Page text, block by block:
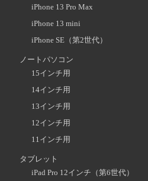
iPhone 13 Pro Max
iPhone 13 mini
iPhone SE（第2世代）
ノートパソコン
15インチ用
14インチ用
13インチ用
12インチ用
11インチ用
タブレット
iPad Pro 12インチ（第6世代）